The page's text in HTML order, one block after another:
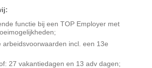
functie bij een TOP Employer met
arbeidsvoorwaarden incl. een 13e
27 vakantiedagen en 13 adv dagen;